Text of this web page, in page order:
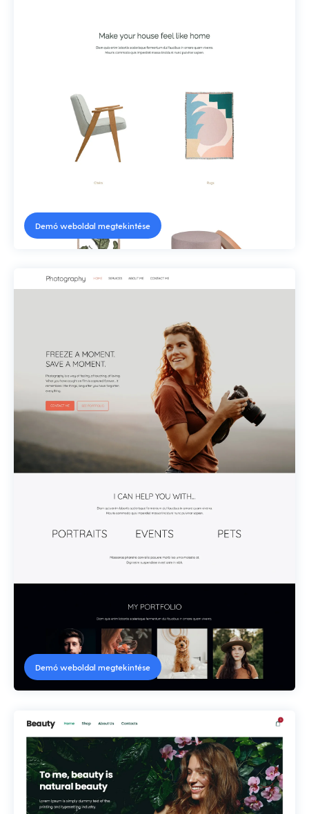
Demó weboldal megtekintése
Demó weboldal megtekintése